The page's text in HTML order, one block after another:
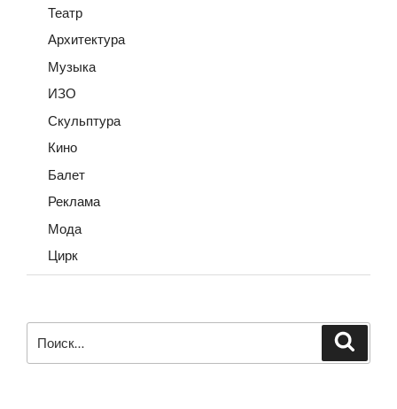
Театр
Архитектура
Музыка
ИЗО
Скульптура
Кино
Балет
Реклама
Мода
Цирк